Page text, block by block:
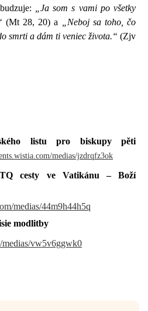
„Ja som s vami po všetky
(Mt 28, 20) a
„Neboj sa toho, čo
smrti a dám ti veniec života.“ (Zjv
SBM
listu pro biskupy pěti
medias/jzdrqfz3ok
cesty ve Vatikánu – Boží
medias/44m9h44h5q
modlitby
medias/vw5v6ggwk0